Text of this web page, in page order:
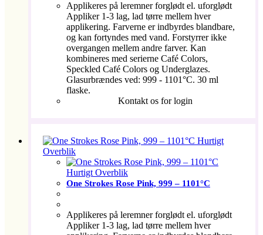
Applikeres på leremner forglødt el. uforglødt
Appliker 1-3 lag, lad tørre mellem hver
applikering. Farverne er indbyrdes blandbare,
og kan fortyndes med vand. Forstyrrer ikke
overgangen mellem andre farver. Kan
kombineres med serierne Café Colors,
Speckled Café Colors og Underglazes.
Glasurbrændes ved: 999 - 1101°C. 30 ml
flaske.
Kontakt os for login
Hurtigt
Overblik
Hurtigt Overblik
One Strokes Rose Pink, 999 – 1101°C
Applikeres på leremner forglødt el. uforglødt
Appliker 1-3 lag, lad tørre mellem hver